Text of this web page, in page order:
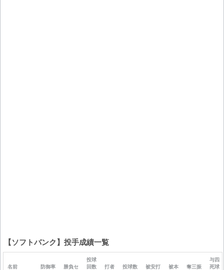
【ソフトバンク】投手成績一覧
名前 防御率 勝負セ
投球
回数
打者 投球数 被安打 被本 奪三振
与四
死球